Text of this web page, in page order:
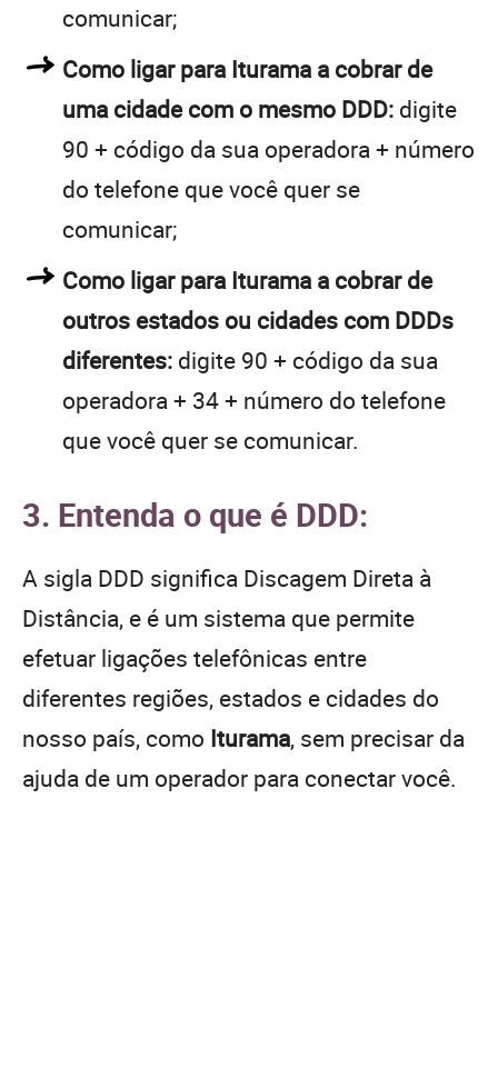
comunicar;
Como ligar para Iturama a cobrar de
uma cidade com o mesmo DDD: digite
90 + código da sua operadora + número
do telefone que você quer se
comunicar;
Como ligar para Iturama a cobrar de
outros estados ou cidades com DDDs
diferentes: digite 90 + código da sua
operadora + 34 + número do telefone
que você quer se comunicar.
3. Entenda o que é DDD:
A sigla DDD significa Discagem Direta à
Distância, e é um sistema que permite
efetuar ligações telefônicas entre
diferentes regiões, estados e cidades do
nosso país, como Iturama, sem precisar da
ajuda de um operador para conectar você.